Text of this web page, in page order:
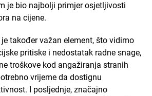
je bio najbolji primjer osjetljivosti
na cijene.
također važan element, što vidimo
pritiske i nedostatak radne snage,
troškove kod angažiranja stranih
vrijeme da dostignu
I posljednje, značajno